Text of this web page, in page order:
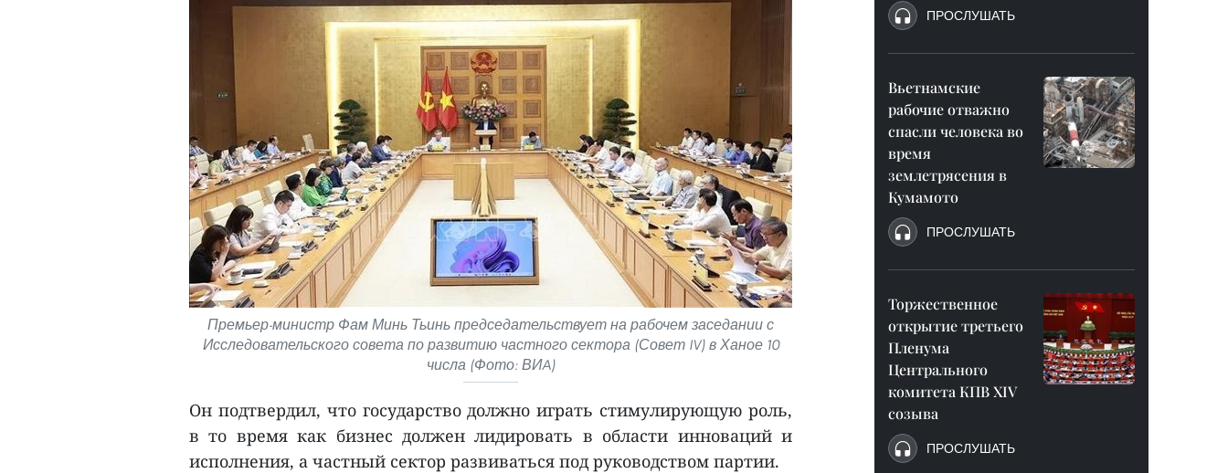
Премьер-министр Фам Минь Тьинь председательствует на рабочем заседании с
Исследовательского совета по развитию частного сектора (Совет IV) в Ханое 10
числа (Фото: ВИA)
Он подтвердил, что государство должно играть стимулирующую роль,
в то время как бизнес должен лидировать в области инноваций и
исполнения, а частный сектор развиваться под руководством партии.
ПРОСЛУШАТЬ
Вьетнамские
рабочие отважно
спасли человека во
время
землетрясения в
Кумамото
ПРОСЛУШАТЬ
Торжественное
открытие третьего
Пленума
Центрального
комитета КПВ XIV
созыва
ПРОСЛУШАТЬ